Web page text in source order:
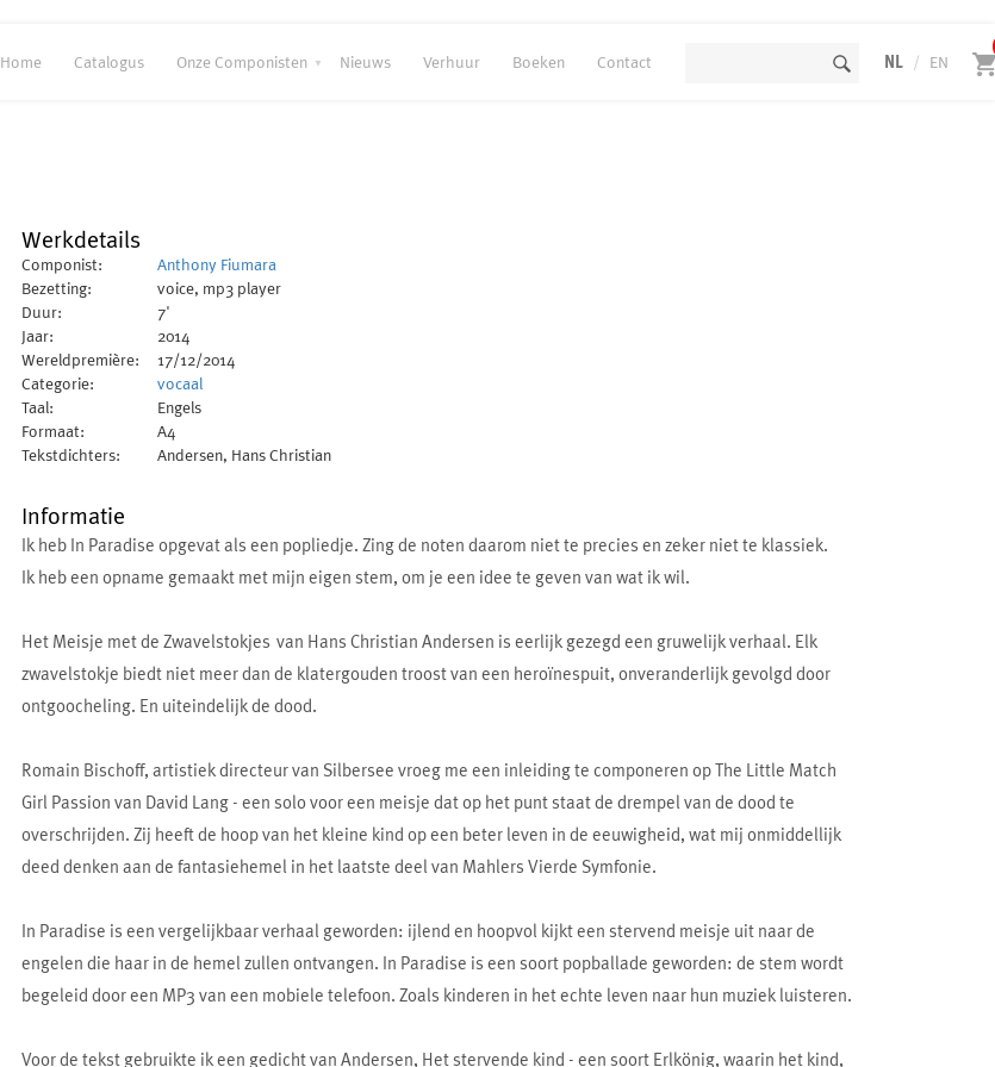
Home Catalogus Onze Componisten Nieuws Verhuur Boeken Contact NL / EN
Werkdetails
Componist:
Anthony Fiumara
Bezetting:
voice, mp3 player
Duur:
7'
Jaar:
2014
Wereldpremière: 17/12/2014
Categorie:
vocaal
Taal:
Engels
Formaat:
A4
Tekstdichters:
Andersen, Hans Christian
Informatie
Ik heb In Paradise opgevat als een popliedje. Zing de noten daarom niet te precies en zeker niet te klassiek.
Ik heb een opname gemaakt met mijn eigen stem, om je een idee te geven van wat ik wil.
Het Meisje met de Zwavelstokjes van Hans Christian Andersen is eerlijk gezegd een gruwelijk verhaal. Elk
zwavelstokje biedt niet meer dan de klatergouden troost van een heroïnespuit, onveranderlijk gevolgd door
ontgoocheling. En uiteindelijk de dood.
Romain Bischoff, artistiek directeur van Silbersee vroeg me een inleiding te componeren op The Little Match
Girl Passion van David Lang - een solo voor een meisje dat op het punt staat de drempel van de dood te
overschrijden. Zij heeft de hoop van het kleine kind op een beter leven in de eeuwigheid, wat mij onmiddellijk
deed denken aan de fantasiehemel in het laatste deel van Mahlers Vierde Symfonie.
In Paradise is een vergelijkbaar verhaal geworden: ijlend en hoopvol kijkt een stervend meisje uit naar de
engelen die haar in de hemel zullen ontvangen. In Paradise is een soort popballade geworden: de stem wordt
begeleid door een MP3 van een mobiele telefoon. Zoals kinderen in het echte leven naar hun muziek luisteren.
Voor de tekst gebruikte ik een gedicht van Andersen, Het stervende kind - een soort Erlkönig, waarin het kind,